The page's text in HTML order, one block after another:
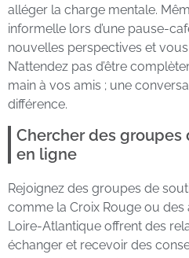
alléger la charge mentale.
informelle lors d’une pause-
nouvelles perspectives et
N’attendez pas d’être
main à vos amis ; une
différence.
Chercher des groupes
en ligne
Rejoignez des groupes de
comme la Croix Rouge ou des
Loire-Atlantique offrent des
échanger et recevoir des